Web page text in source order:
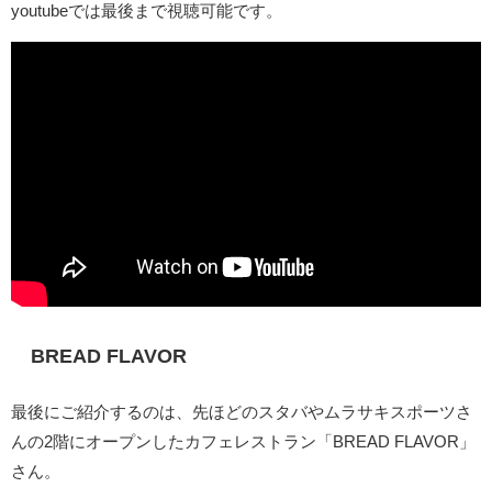
youtubeでは最後まで視聴可能です。
BREAD FLAVOR
最後にご紹介するのは、先ほどのスタバやムラサキスポーツさ
んの2階にオープンしたカフェレストラン「BREAD FLAVOR」
さん。